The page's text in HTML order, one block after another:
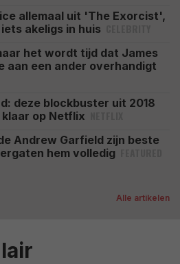
allemaal uit 'The Exorcist',
akeligs in huis
het wordt tijd dat James
aan een ander overhandigt
deze blockbuster uit 2018
op Netflix
Andrew Garfield zijn beste
hem volledig
Alle artikelen